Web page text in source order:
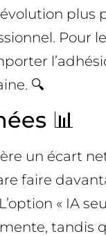
Pour
🔍
📊
un écart
faire
« IA
tandis